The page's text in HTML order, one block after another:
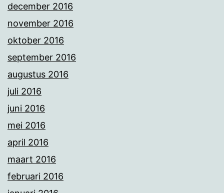
december 2016
november 2016
oktober 2016
september 2016
augustus 2016
juli 2016
juni 2016
mei 2016
april 2016
maart 2016
februari 2016